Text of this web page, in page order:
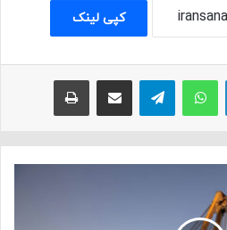
کپی لینک
لینکداین واتس آپ تلگرام